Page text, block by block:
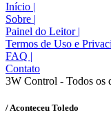
Início |
Sobre |
Painel do Leitor |
Termos de Uso e
FAQ |
Contato
3W Control - Todos os
/ Aconteceu Toledo